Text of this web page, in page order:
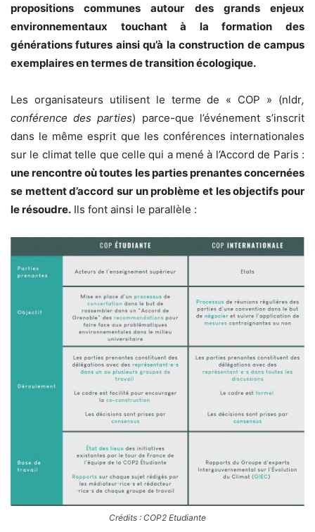
propositions communes autour des grands enjeux
environnementaux touchant à la formation des
générations futures ainsi qu’à la construction de campus
exemplaires en termes de transition écologique.
Les organisateurs utilisent le terme de « COP » (nldr,
conférence des parties) parce-que l’événement s’inscrit
dans le même esprit que les conférences internationales
sur le climat telle que celle qui a mené à l’Accord de Paris :
une rencontre où toutes les parties prenantes concernées
se mettent d’accord sur un problème et les objectifs pour
le résoudre. Ils font ainsi le parallèle :
Crédits : COP2 Etudiante